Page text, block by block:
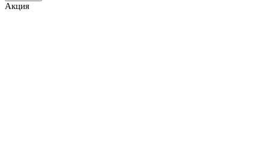
Акция